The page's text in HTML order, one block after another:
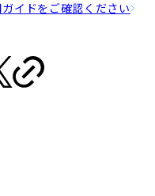
イドをご確認ください